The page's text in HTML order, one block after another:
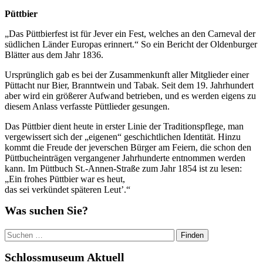
Püttbier
„Das Püttbierfest ist für Jever ein Fest, welches an den Carneval der
südlichen Länder Europas erinnert.“ So ein Bericht der Oldenburger
Blätter aus dem Jahr 1836.
Ursprünglich gab es bei der Zusammenkunft aller Mitglieder einer
Püttacht nur Bier, Branntwein und Tabak. Seit dem 19. Jahrhundert
aber wird ein größerer Aufwand betrieben, und es werden eigens zu
diesem Anlass verfasste Püttlieder gesungen.
Das Püttbier dient heute in erster Linie der Traditionspflege, man
vergewissert sich der „eigenen“ geschichtlichen Identität. Hinzu
kommt die Freude der jeverschen Bürger am Feiern, die schon den
Püttbucheinträgen vergangener Jahrhunderte entnommen werden
kann. Im Püttbuch St.-Annen-Straße zum Jahr 1854 ist zu lesen:
„Ein frohes Püttbier war es heut,
das sei verkündet späteren Leut’.“
Was suchen Sie?
Suchen
nach:
Schlossmuseum Aktuell